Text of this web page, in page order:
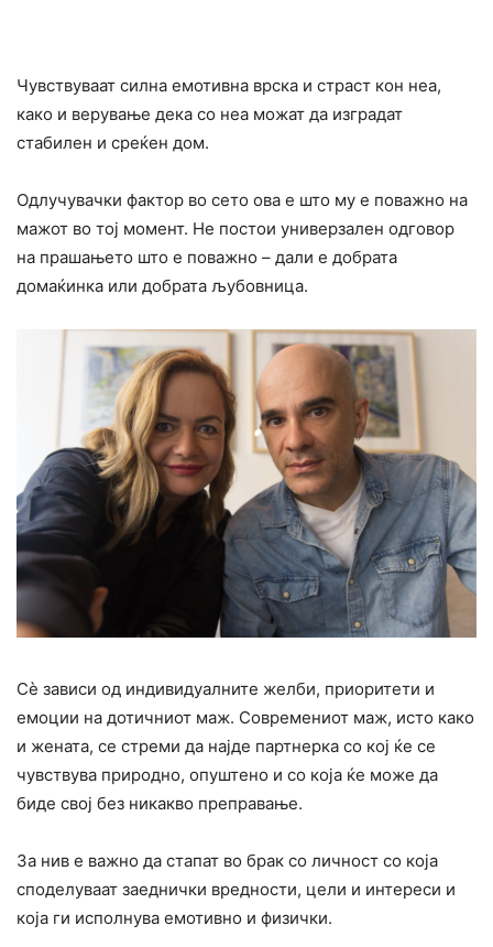
Чувствуваат силна емотивна врска и cтраст кон неа,
како и верување дека со неа можат да изградат
стабилен и среќен дом.
Одлучувачки фактор во сето ова е што му е поважно на
мажот во тој момент. Не постои универзален одговор
на прашањето што е поважно – дали е добрата
домаќинка или добрата љyбовница.
Сè зависи од индивидуалните желби, приоритети и
емоции на дотичниот маж. Современиот маж, исто како
и жената, се стреми да најде партнерка со кој ќе се
чувствува природно, опуштено и со која ќе може да
биде свој без никакво преправање.
За нив е важно да стапат во брак со личност со која
споделуваат заеднички вредности, цели и интереси и
која ги исполнува емотивно и физички.